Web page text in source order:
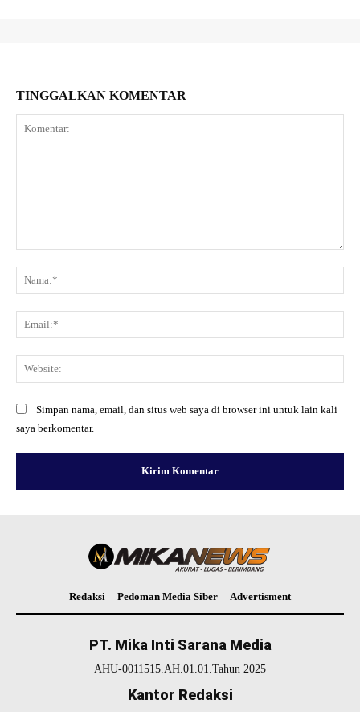
TINGGALKAN KOMENTAR
Simpan nama, email, dan situs web saya di browser ini untuk lain kali
saya berkomentar.
Redaksi Pedoman Media Siber Advertisment
PT. Mika Inti Sarana Media
AHU-0011515.AH.01.01.Tahun 2025
Kantor Redaksi